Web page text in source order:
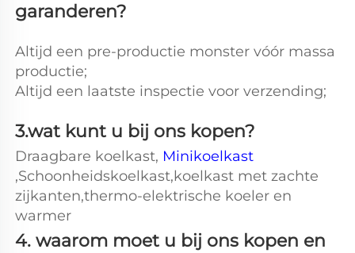
garanderen?
Altijd een pre-productie monster vóór massa
productie;
Altijd een laatste inspectie voor verzending;
3.wat kunt u bij ons kopen?
Draagbare koelkast,
,Schoonheidskoelkast,koelkast met zachte
zijkanten,thermo-elektrische koeler en
warmer
4. waarom moet u bij ons kopen en